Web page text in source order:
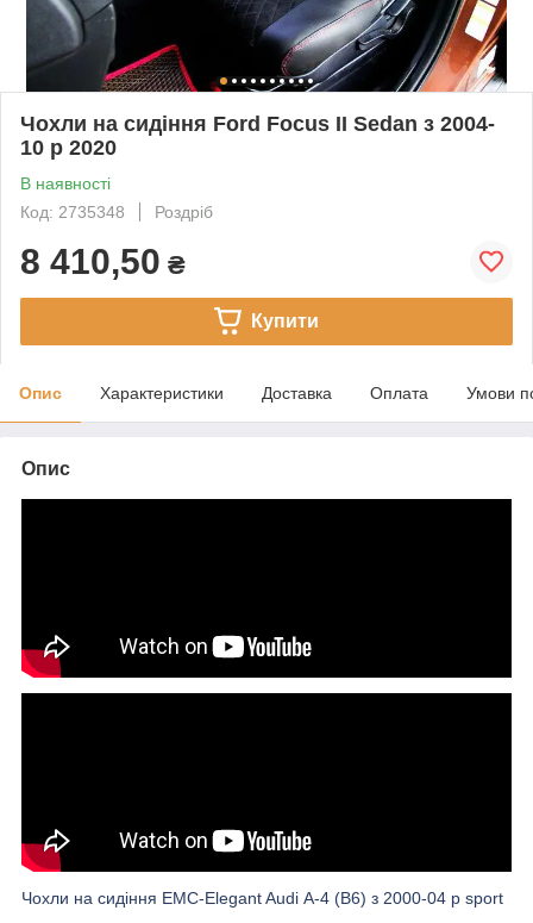
Чохли на сидіння Ford Focus II Sedan з 2004-
10 р 2020
В наявності
Код: 2735348
Роздріб
8 410,50 ₴
Купити
Опис Характеристики Доставка Оплата Умови
Опис
Чохли на сидіння EMC-Elegant Audi А-4 (B6) з 2000-04 р sport